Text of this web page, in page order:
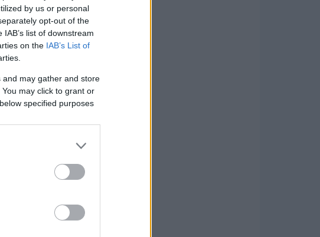
by us or personal
opt-out of the
list of downstream
on the IAB’s List of
may gather and store
may click to grant or
specified purposes